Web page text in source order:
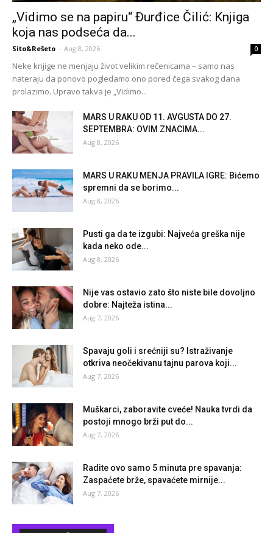
„Vidimo se na papiru“ Đurđice Čilić: Knjiga
koja nas podseća da...
Sito&Rešeto - Aug 8, 2026 0
Neke knjige ne menjaju život velikim rečenicama – samo nas
nateraju da ponovo pogledamo ono pored čega svakog dana
prolazimo. Upravo takva je „Vidimo...
MARS U RAKU OD 11. AVGUSTA DO 27.
SEPTEMBRA: OVIM ZNACIMA...
Aug 8, 2026
MARS U RAKU MENJA PRAVILA IGRE: Bićemo
spremni da se borimo...
Aug 8, 2026
Pusti ga da te izgubi: Najveća greška nije
kada neko ode...
Aug 8, 2026
Nije vas ostavio zato što niste bile dovoljno
dobre: Najteža istina...
Aug 7, 2026
Spavaju goli i srećniji su? Istraživanje
otkriva neočekivanu tajnu parova koji...
Aug 7, 2026
Muškarci, zaboravite cveće! Nauka tvrdi da
postoji mnogo brži put do...
Aug 7, 2026
Radite ovo samo 5 minuta pre spavanja:
Zaspaćete brže, spavaćete mirnije...
Aug 7, 2026